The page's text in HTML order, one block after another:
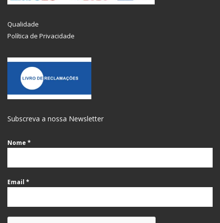
Qualidade
Política de Privacidade
Subscreva a nossa Newsletter
Nome *
Email *